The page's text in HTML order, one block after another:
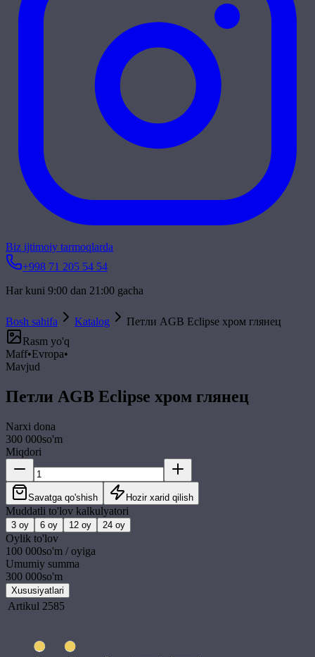
Biz ijtimoiy tarmoqlarda
+998 71 205 54 54
Har kuni 9:00 dan 21:00 gacha
Bosh sahifa Katalog
Петли AGB Eclipse хром глянец
Rasm yo'q
Maff•Evropa•
Mavjud
Петли AGB Eclipse хром глянец
Narxi dona
300 000so'm
Miqdori
Savatga qo'shish Hozir xarid qilish
Muddatli to'lov kalkulyatori
3 oy 6 oy 12 oy 24 oy
Oylik to'lov
100 000so'm / oyiga
Umumiy summa
300 000so'm
Xususiyatlari
Artikul 2585